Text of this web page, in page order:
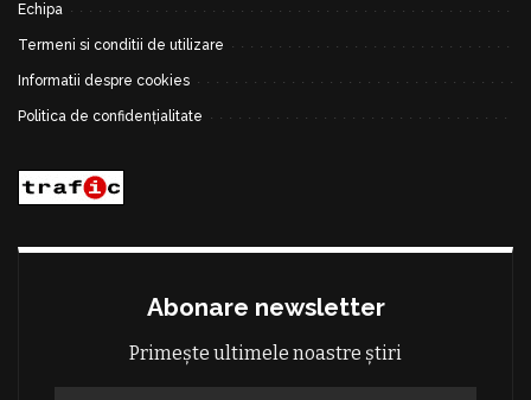
Echipa
Termeni si conditii de utilizare
Informatii despre cookies
Politica de confidențialitate
Abonare newsletter
Primește ultimele noastre știri